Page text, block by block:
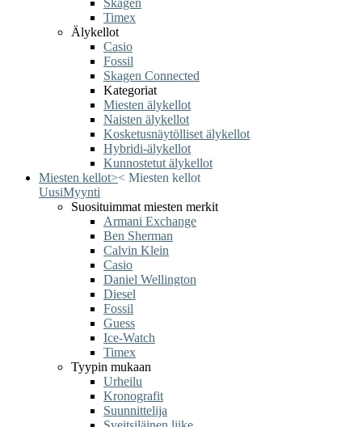
Skagen
Timex
Älykellot
Casio
Fossil
Skagen Connected
Kategoriat
Miesten älykellot
Naisten älykellot
Kosketusnäytölliset älykellot
Hybridi-älykellot
Kunnostetut älykellot
Miesten kellot>< Miesten kellot
UusiMyynti
Suosituimmat miesten merkit
Armani Exchange
Ben Sherman
Calvin Klein
Casio
Daniel Wellington
Diesel
Fossil
Guess
Ice-Watch
Timex
Tyypin mukaan
Urheilu
Kronografit
Suunnittelija